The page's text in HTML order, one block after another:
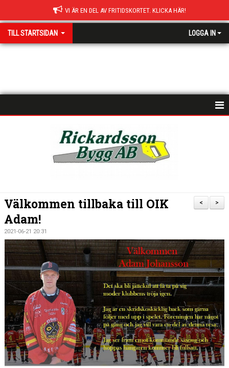
VI ÄR EN DEL AV FRITIDSKORTET. KLICKA HÄR!
TILL STARTSIDAN LOGGA IN
DOKUMENT
OSBY 50 ÅR URKLIPP
MEDLEMMAR
>
<
Välkommen tillbaka till OIK
Adam!
2021-06-21 20:31